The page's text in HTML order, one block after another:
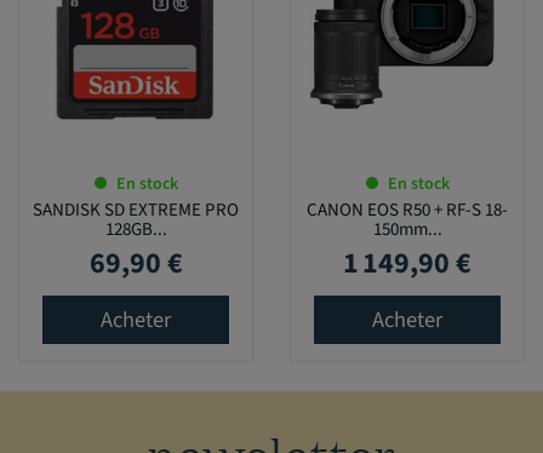
En stock
SANDISK SD EXTREME PRO
128GB...
Prix
69,90 €
Acheter
En stock
CANON EOS R50 + RF-S 18-
150mm...
Prix
1 149,90 €
Acheter